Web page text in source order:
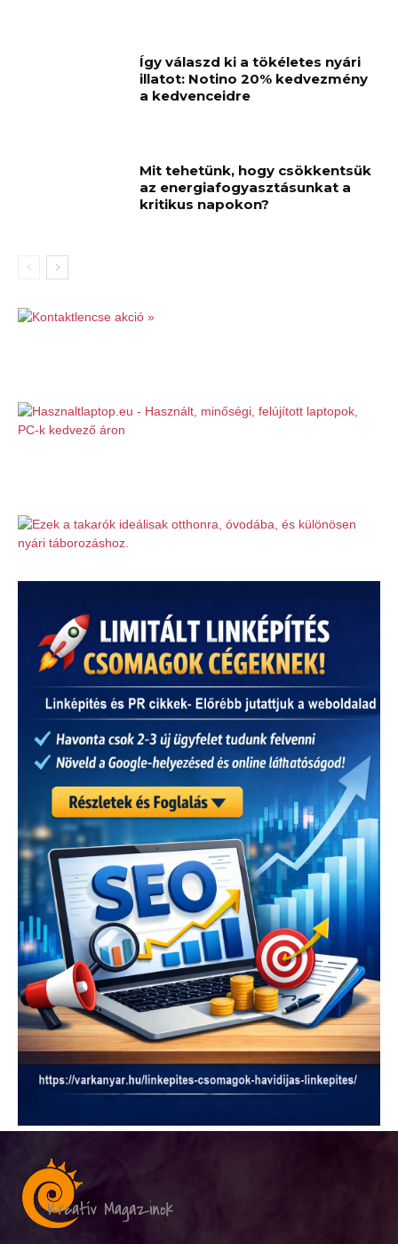
Így válaszd ki a tökéletes nyári
illatot: Notino 20% kedvezmény
a kedvenceidre
Mit tehetünk, hogy csökkentsük
az energiafogyasztásunkat a
kritikus napokon?